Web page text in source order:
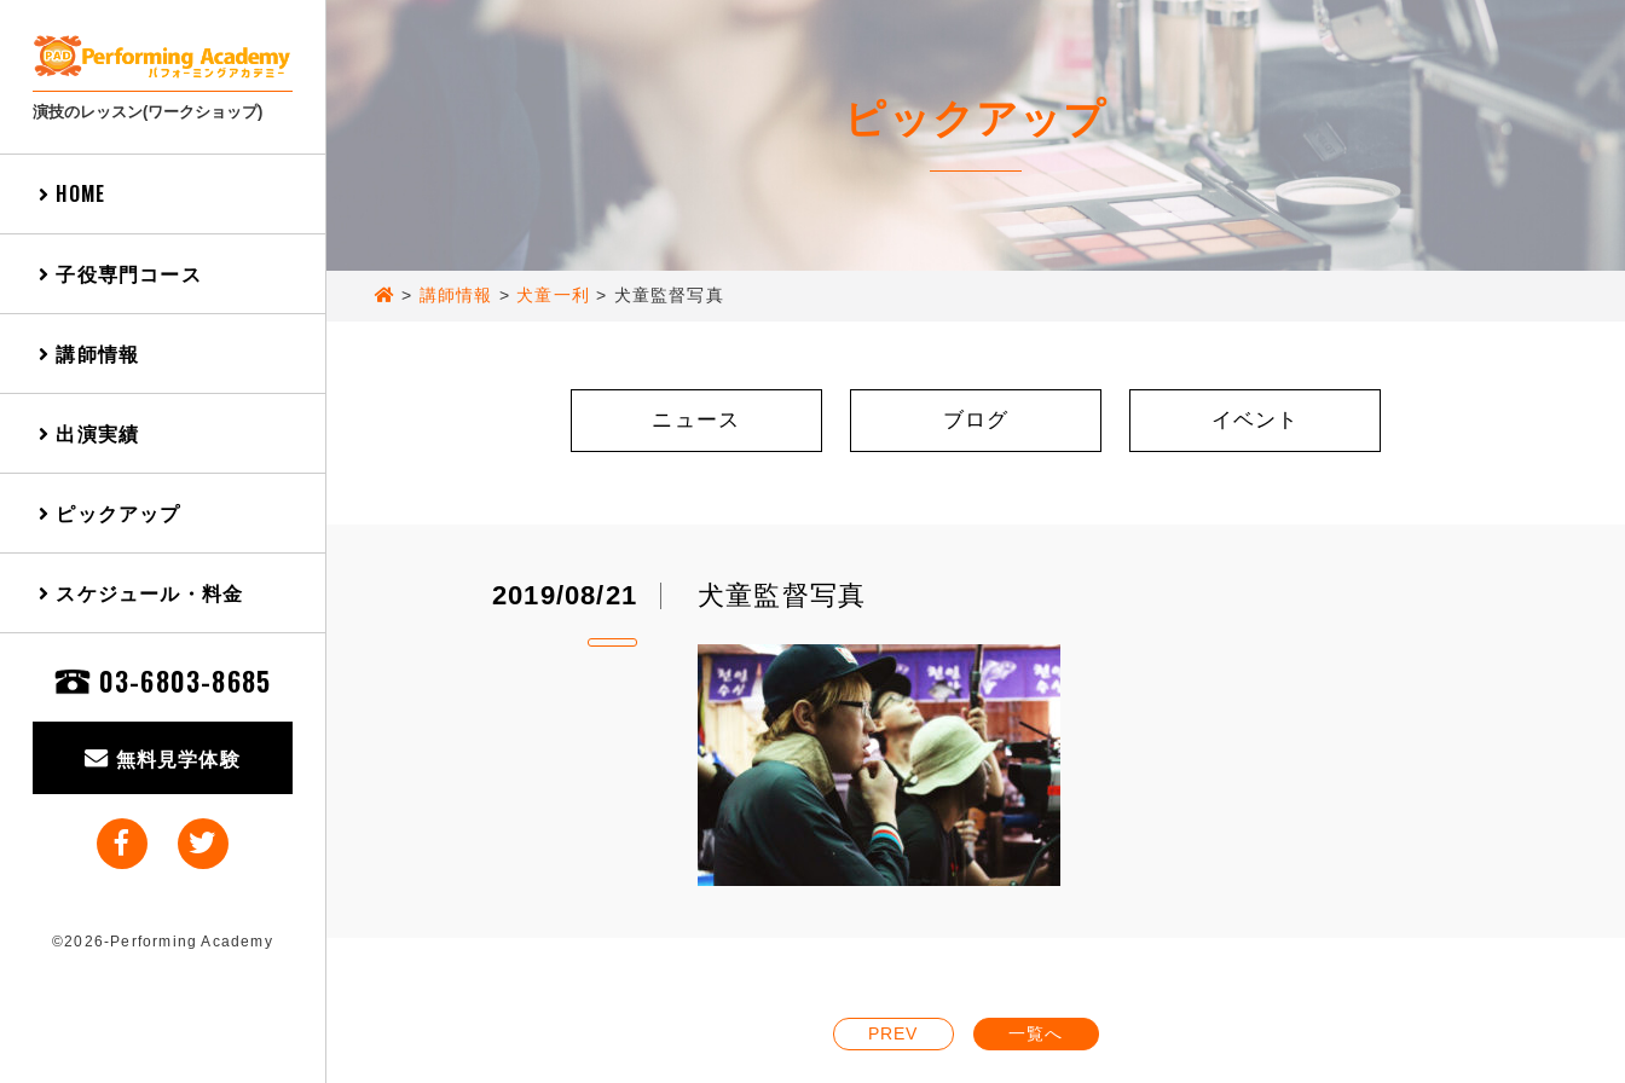
演技のレッスン(ワークショップ)
HOME
子役専門コース
講師情報
出演実績
ピックアップ
スケジュール・料金
03-6803-8685
無料見学体験
©2026-Performing Academy
ピックアップ
> 講師情報 >犬童一利 > 犬童監督写真
ニュース ブログ イベント
2019/08/21 犬童監督写真
PREV 一覧へ